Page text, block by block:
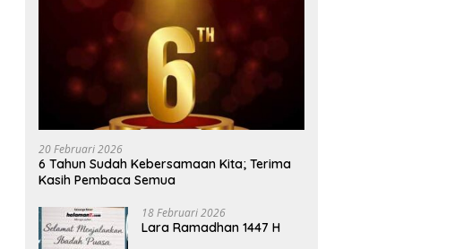
20 Februari 2026
6 Tahun Sudah Kebersamaan Kita; Terima
Kasih Pembaca Semua
18 Februari 2026
Lara Ramadhan 1447 H